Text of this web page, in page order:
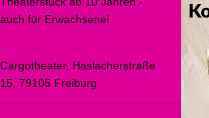
auch für Erwachsene!
-
Cargotheater, Haslacherstraße
15, 79105 Freiburg